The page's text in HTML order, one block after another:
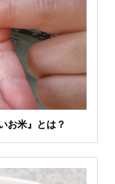
お米』とは？